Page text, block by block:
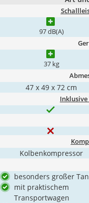
97 dB(A)
37 kg
47 x 49 x 72 cm
Kolbenkompressor
besonders großer
mit praktischem
Transportwagen